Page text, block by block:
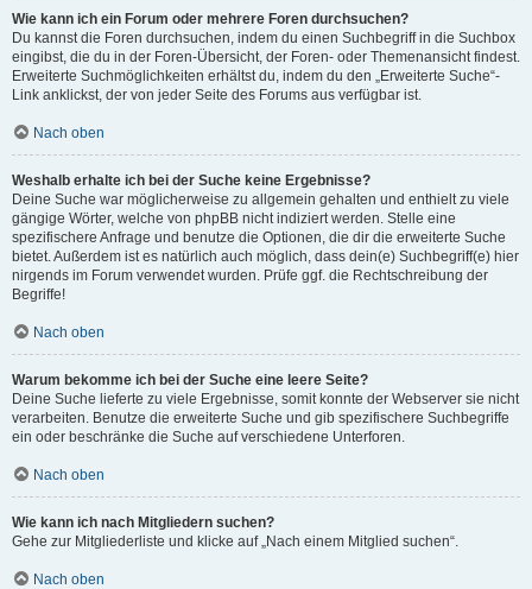
Wie kann ich ein Forum oder mehrere Foren durchsuchen?
Du kannst die Foren durchsuchen, indem du einen Suchbegriff in die Suchbox
eingibst, die du in der Foren-Übersicht, der Foren- oder Themenansicht findest.
Erweiterte Suchmöglichkeiten erhältst du, indem du den „Erweiterte Suche“-
Link anklickst, der von jeder Seite des Forums aus verfügbar ist.
Nach oben
Weshalb erhalte ich bei der Suche keine Ergebnisse?
Deine Suche war möglicherweise zu allgemein gehalten und enthielt zu viele
gängige Wörter, welche von phpBB nicht indiziert werden. Stelle eine
spezifischere Anfrage und benutze die Optionen, die dir die erweiterte Suche
bietet. Außerdem ist es natürlich auch möglich, dass dein(e) Suchbegriff(e) hier
nirgends im Forum verwendet wurden. Prüfe ggf. die Rechtschreibung der
Begriffe!
Nach oben
Warum bekomme ich bei der Suche eine leere Seite?
Deine Suche lieferte zu viele Ergebnisse, somit konnte der Webserver sie nicht
verarbeiten. Benutze die erweiterte Suche und gib spezifischere Suchbegriffe
ein oder beschränke die Suche auf verschiedene Unterforen.
Nach oben
Wie kann ich nach Mitgliedern suchen?
Gehe zur Mitgliederliste und klicke auf „Nach einem Mitglied suchen“.
Nach oben